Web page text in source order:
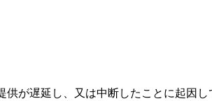
が遅延し、又は中断したことに起因